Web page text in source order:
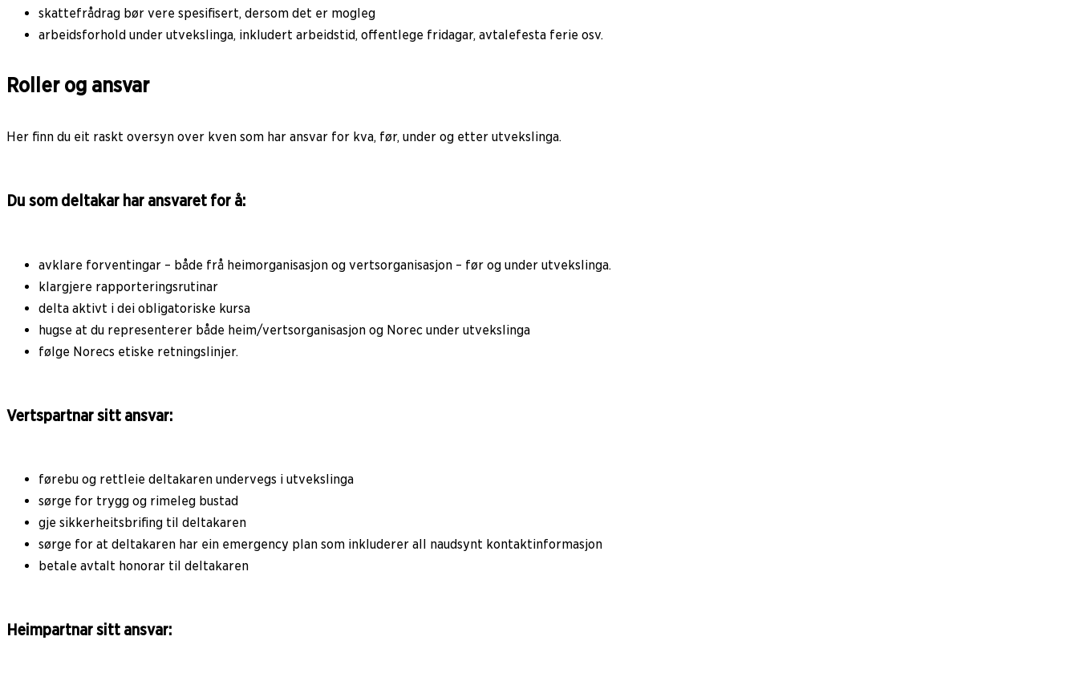
skattefrådrag bør vere spesifisert, dersom det er mogleg
arbeidsforhold under utvekslinga, inkludert arbeidstid, offentlege fridagar, avtalefesta ferie osv.
Roller og ansvar
Her finn du eit raskt oversyn over kven som har ansvar for kva, før, under og etter utvekslinga.
Du som deltakar har ansvaret for å:
avklare forventingar – både frå heimorganisasjon og vertsorganisasjon – før og under utvekslinga.
klargjere rapporteringsrutinar
delta aktivt i dei obligatoriske kursa
hugse at du representerer både heim/vertsorganisasjon og Norec under utvekslinga
følge Norecs etiske retningslinjer.
Vertspartnar sitt ansvar:
førebu og rettleie deltakaren undervegs i utvekslinga
sørge for trygg og rimeleg bustad
gje sikkerheitsbrifing til deltakaren
sørge for at deltakaren har ein emergency plan som inkluderer all naudsynt kontaktinformasjon
betale avtalt honorar til deltakaren
Heimpartnar sitt ansvar: